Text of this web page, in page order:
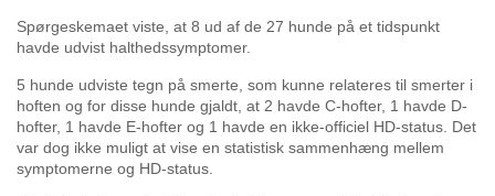
Spørgeskemaet viste, at 8 ud af de 27 hunde på et tidspunkt
havde udvist halthedssymptomer.
5 hunde udviste tegn på smerte, som kunne relateres til smerter i
hoften og for disse hunde gjaldt, at 2 havde C-hofter, 1 havde D-
hofter, 1 havde E-hofter og 1 havde en ikke-officiel HD-status. Det
var dog ikke muligt at vise en statistisk sammenhæng mellem
symptomerne og HD-status.